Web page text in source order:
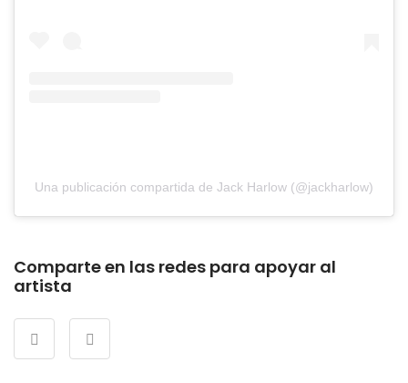
Una publicación compartida de Jack Harlow (@jackharlow)
Comparte en las redes para apoyar al
artista